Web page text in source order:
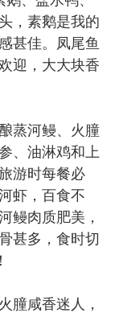
，素鹅是我的
甚佳。凤尾鱼
迎，大大块香
蒸河鳗、火朣
、油淋鸡和上
游时每餐必
虾，百食不
鳗肉质肥美，
甚多，食时切
咸香迷人，